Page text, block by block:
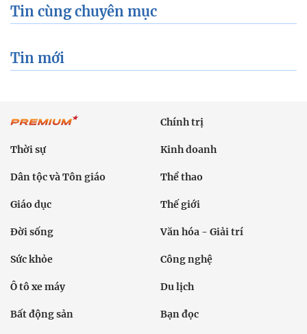
Tin cùng chuyên mục
Tin mới
Chính trị
Thời sự Kinh doanh
Dân tộc và Tôn giáo Thể thao
Giáo dục Thế giới
Đời sống Văn hóa - Giải trí
Sức khỏe Công nghệ
Ô tô xe máy Du lịch
Bất động sản Bạn đọc